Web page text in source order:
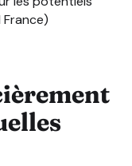
France)